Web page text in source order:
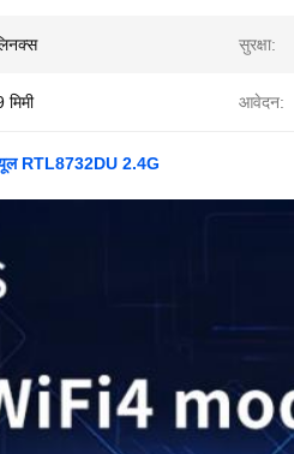
सुरक्षा:
आवेदन:
RTL8732DU 2.4G